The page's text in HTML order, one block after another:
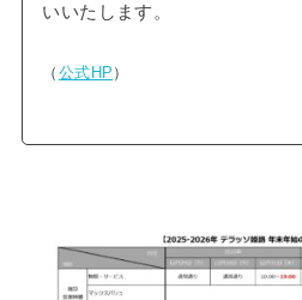
いいたします。
（ 公式HP ）